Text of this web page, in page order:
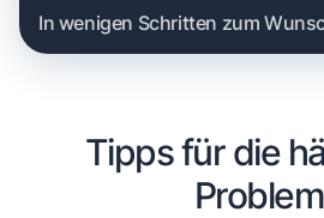
In wenigen Schritten zum
Tipps für die